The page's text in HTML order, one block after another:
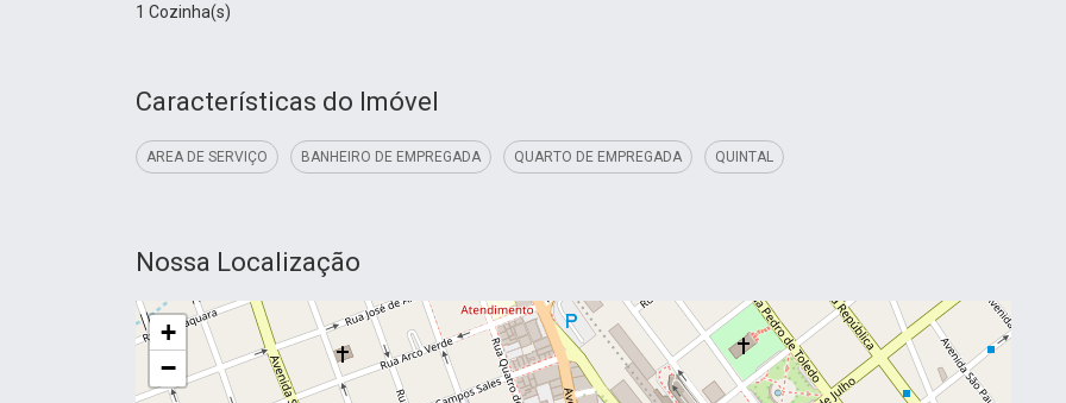
1 Cozinha(s)
Características do Imóvel
AREA DE SERVIÇO BANHEIRO DE EMPREGADA QUARTO DE EMPREGADA QUINTAL
Nossa Localização
+
−